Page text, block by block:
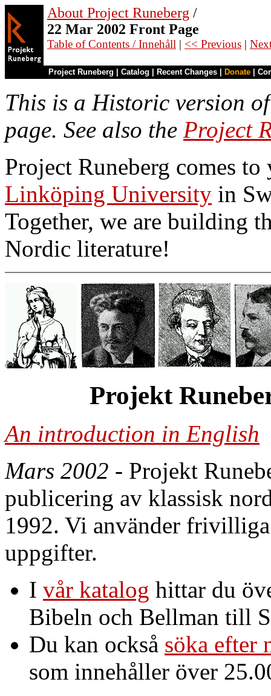
About Project Runeberg /
22 Mar 2002 Front Page
Table of Contents / Innehåll | << Previous |
Project Runeberg Catalog Recent Changes Donate
This is a Historic version
page. See also the Project
Project Runeberg comes
Linköping University in
Together, we are building
Nordic literature!
Projekt
An introduction in English
Mars 2002 - Projekt
publicering av klassisk
1992. Vi använder
uppgifter.
I vår katalog hittar du
Bibeln och Bellman till
Du kan också söka efter
som innehåller över